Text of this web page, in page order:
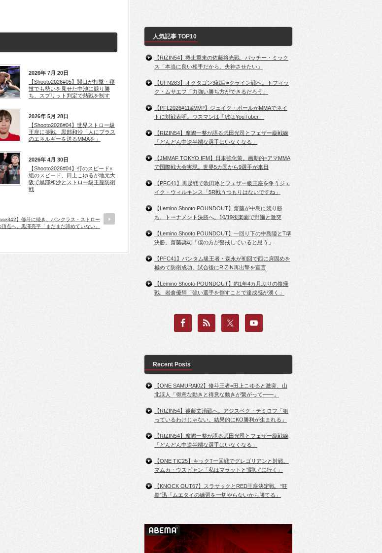
2026年 7月 20日
【Shooto2026#05】関口が打撃・寝
技でも勢いを見せた中池に競り勝
ち、スプリット判定で熱戦を制す
2026年 5月 28日
【Shooto2026#04】世界ストロー級
王座に挑戦、黒部和沙「人にプラス
のエネルギーを送るMMAを」
2026年 4月 30日
【Shooto2026#04】打のスピード×
組のスピード、田上こゆるが地元大
阪で黒部和沙とストロー級王座防衛
戦
】修斗に続き、パンクラス・ストロー
頂点へ。黒澤亮平「まだまだ諦めていない」
人気記事 TOP10
【RIZIN54】捲土重来の佐藤将光戦、パッチー・ミック
ス「本当に良い相手だから、失神させたい」
【UFN283】オクタゴン3戦目=クライン戦へ。トフィッ
ク・ムサエフ「力強い勝ち方ができるだろう」
【PFL2026#11&MVP】ジェイク・ポールがMMAでネイ
トに対戦表明。ウスマンは「彼はYouTuber」
【RIZIN54】摩嶋一整が語る武田光司とフェザー級戦線
「どんどん中途半端な選手はいなくなる」
【JMMAF TOKYO IFM】日本強化策。画期的=アマMMA
で国際戦大会実現。世界5カ国から9選手が来日
【PFC41】再起戦で吹田琢とフェザー級王座を争うジェ
イク・ウィルキンス「5R戦うつもりはないですね」
【Lemino Shooto POUNDOUT】齋藤が中島に競り勝
ち、トーナメント決勝へ。10/19後楽園で野瀬と激突
【Lemino Shooto POUNDOUT】一回り下の中島陸とT準
決勝。齋藤奨司「僕の方が警戒していると思う」
【PFC41】バンタム級王者・森永が初回で西に肩固めを
極めて防衛成功。試合後にRIZIN再出撃を宣言
【Lemino Shooto POUNDOUT】約1年4カ月ぶりの復帰
戦、岩倉優輝「強い選手を倒すことで達成感が湧く」
Recent Posts
【ONE SAMURAI02】修斗王者=田上こゆると激突、山
北渓人「得意な動きと得意な動きが繋がって――」
【RIZIN54】後藤丈治戦へ。アジスベク・テミロフ「狙
っているわけじゃない。結果的にKO勝利が生まれる」
【RIZIN54】摩嶋一整が語る武田光司とフェザー級戦線
「どんどん中途半端な選手はいなくなる」
【ONE TIC25】キックT一回戦でグレゴリアンと対戦、
マムカ・ウスビャン「私はマラットと“闘い”に行く」
【KNOCK OUT67】スラサックとRED王座決定戦、“狂
拳”迅「ムエタイの練習を一切やらないから勝てる」